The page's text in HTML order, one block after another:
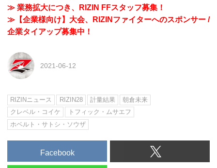
≫ 業務拡大につき、RIZIN FFスタッフ募集！
≫【企業様向け】大会、RIZINファイターへのスポンサー /
企業タイアップ募集中！
2021-06-12
RIZINニュース RIZIN28 計量結果
朝倉未来
クレベル・コイケ
トフィック・ムサエフ
ホベルト・サトシ・ソウザ
Facebook